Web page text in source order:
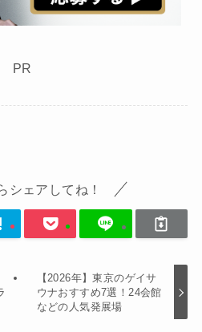
PR
シェアしてね！
【2026年】東京のゲイサ
ウナおすすめ7選！24会館
などの人気発展場